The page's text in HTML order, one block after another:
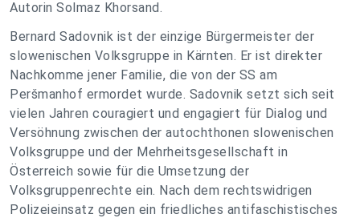
Autorin Solmaz Khorsand.
Bernard Sadovnik ist der einzige Bürgermeister der
slowenischen Volksgruppe in Kärnten. Er ist direkter
Nachkomme jener Familie, die von der SS am
Peršmanhof ermordet wurde. Sadovnik setzt sich seit
vielen Jahren couragiert und engagiert für Dialog und
Versöhnung zwischen der autochthonen slowenischen
Volksgruppe und der Mehrheitsgesellschaft in
Österreich sowie für die Umsetzung der
Volksgruppenrechte ein. Nach dem rechtswidrigen
Polizeieinsatz gegen ein friedliches antifaschistisches